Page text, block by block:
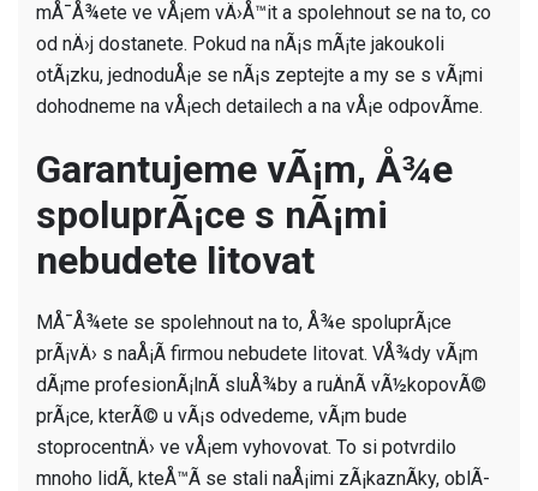
mÅ¯Å¾ete ve vÅ¡em vÄ›Å™it a spolehnout se na to, co
od nÄ›j dostanete. Pokud na nÃ¡s mÃ¡te jakoukoli
otÃ¡zku, jednoduÅ¡e se nÃ¡s zeptejte a my se s vÃ¡mi
dohodneme na vÅ¡ech detailech a na vÅ¡e odpovÃ­me.
Garantujeme vÃ¡m, Å¾e
spoluprÃ¡ce s nÃ¡mi
nebudete litovat
MÅ¯Å¾ete se spolehnout na to, Å¾e spoluprÃ¡ce
prÃ¡vÄ› s naÅ¡Ã­ firmou nebudete litovat. VÅ¾dy vÃ¡m
dÃ¡me profesionÃ¡lnÃ­ sluÅ¾by a ruÄnÃ­ vÃ½kopovÃ©
prÃ¡ce, kterÃ© u vÃ¡s odvedeme, vÃ¡m bude
stoprocentnÄ› ve vÅ¡em vyhovovat. To si potvrdilo
mnoho lidÃ­, kteÅ™Ã­ se stali naÅ¡imi zÃ¡kaznÃ­ky, oblÃ­